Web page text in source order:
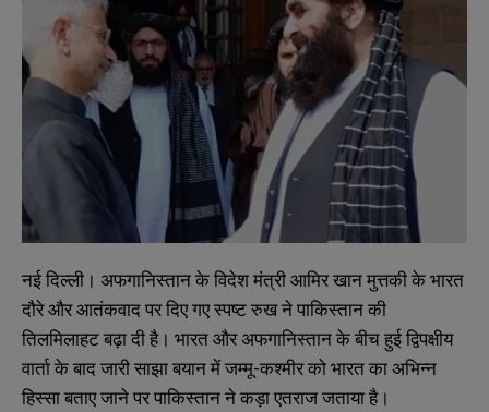
नई दिल्ली। अफगानिस्तान के विदेश मंत्री आमिर खान मुत्तकी के भारत
दौरे और आतंकवाद पर दिए गए स्पष्ट रुख ने पाकिस्तान की
तिलमिलाहट बढ़ा दी है। भारत और अफगानिस्तान के बीच हुई द्विपक्षीय
वार्ता के बाद जारी साझा बयान में जम्मू-कश्मीर को भारत का अभिन्न
हिस्सा बताए जाने पर पाकिस्तान ने कड़ा एतराज जताया है।